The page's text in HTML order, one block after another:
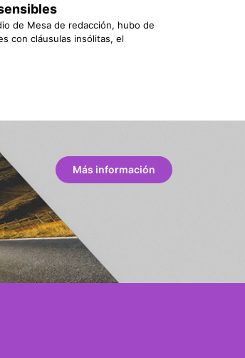
de Mesa de redacción, hubo de
con cláusulas insólitas, el
Más información